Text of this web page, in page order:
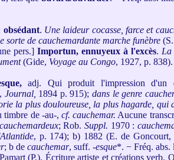
. Une laideur cocasse, farce et
sorte de cauchemardante marche funèbre(S.
pers.]Importun, ennuyeux à l'excès. La
(Gide, Voyage au Congo, 1927, p.
adj. Qui produit l'impression d'un
Journal, 1894 p. 915); dans le genre
la plus douloureuse, la plus hagarde,
timbre de -au-, cf. cauchemar. Aucune
; Rob. Suppl. 1970 :
, p. 174); b) 1882 (E. de Goncourt,
; b de cauchemar, suff. -esque*. − Fréq. abs.
(P.). Écriture artiste et créations verb.